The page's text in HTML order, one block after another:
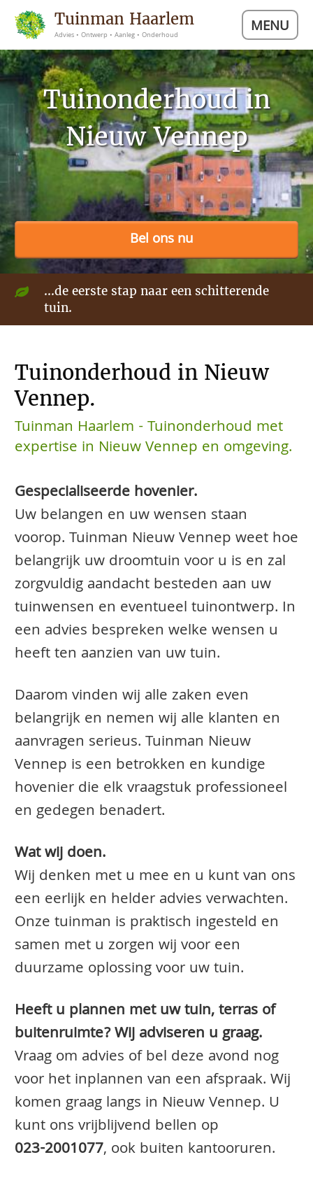
Tuinman Haarlem
Advies • Ontwerp • Aanleg • Onderhoud MENU
Tuinonderhoud in
Nieuw Vennep
Bel ons nu
...de eerste stap naar een schitterende
tuin.
Tuinonderhoud in Nieuw
Vennep.
Tuinman Haarlem - Tuinonderhoud met
expertise in Nieuw Vennep en omgeving.
Gespecialiseerde hovenier.
Uw belangen en uw wensen staan
voorop. Tuinman Nieuw Vennep weet hoe
belangrijk uw droomtuin voor u is en zal
zorgvuldig aandacht besteden aan uw
tuinwensen en eventueel tuinontwerp. In
een advies bespreken welke wensen u
heeft ten aanzien van uw tuin.
Daarom vinden wij alle zaken even
belangrijk en nemen wij alle klanten en
aanvragen serieus. Tuinman Nieuw
Vennep is een betrokken en kundige
hovenier die elk vraagstuk professioneel
en gedegen benadert.
Wat wij doen.
Wij denken met u mee en u kunt van ons
een eerlijk en helder advies verwachten.
Onze tuinman is praktisch ingesteld en
samen met u zorgen wij voor een
duurzame oplossing voor uw tuin.
Heeft u plannen met uw tuin, terras of
buitenruimte? Wij adviseren u graag.
Vraag om advies of bel deze avond nog
voor het inplannen van een afspraak. Wij
komen graag langs in Nieuw Vennep. U
kunt ons vrijblijvend bellen op
023-2001077, ook buiten kantooruren.